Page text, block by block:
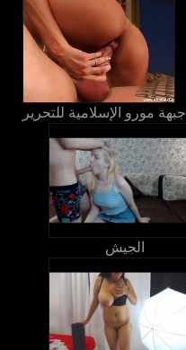
جبهة مورو الإسلامية للتحرير
الجيش